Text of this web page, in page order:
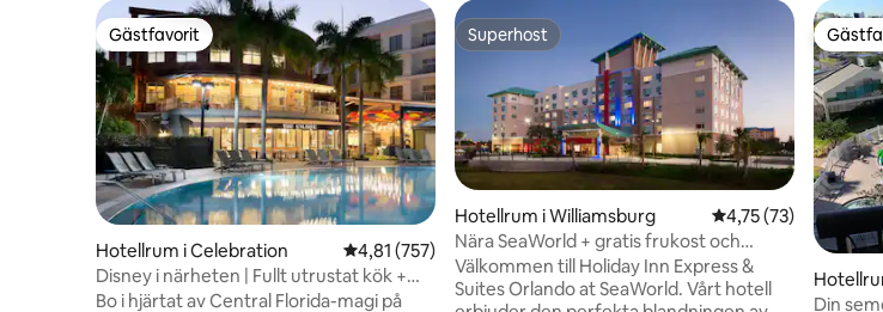
Gästfavorit
Gästfavorit
Hotellrum i Celebration 4,81 av 5 i genomsnittligt betyg, 757 omdömen
4,81 (757)
Disney i närheten | Fullt utrustat kök +
infinitypool
Bo i hjärtat av Central Florida-magi på
Superhost
Superhost
Hotellrum i Williamsburg 4,75 av 5 i
4,75 (73)
Nära SeaWorld + gratis frukost och
transport
Välkommen till Holiday Inn Express &
Suites Orlando at SeaWorld. Vårt hotell
Din